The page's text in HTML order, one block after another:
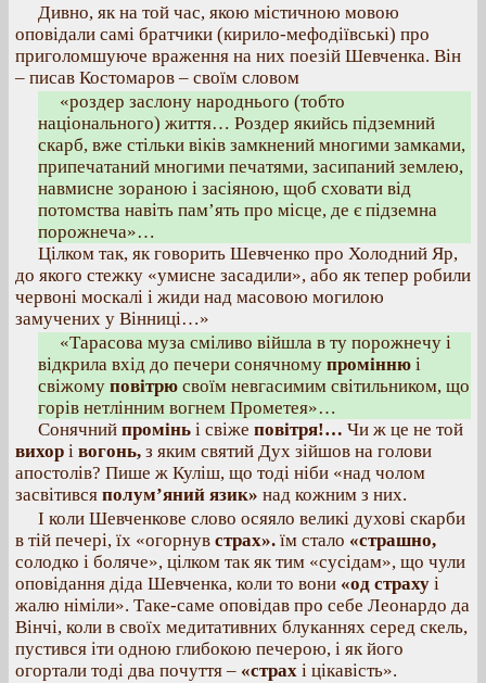
Дивно, як на той час, якою містичною мовою
оповідали самі братчики (кирило-мефодіївські) про
приголомшуюче враження на них поезій Шевченка. Він
– писав Костомаров – своїм словом
«роздер заслону народнього (тобто
національного) життя… Роздер якийсь підземний
скарб, вже стільки віків замкнений многими замками,
припечатаний многими печатями, засипаний землею,
навмисне зораною і засіяною, щоб сховати від
потомства навіть пам’ять про місце, де є підземна
порожнеча»…
Цілком так, як говорить Шевченко про Холодний Яр,
до якого стежку «умисне засадили», або як тепер робили
червоні москалі і жиди над масовою могилою
замучених у Вінниці…»
«Тарасова муза сміливо війшла в ту порожнечу і
відкрила вхід до печери сонячному промінню і
свіжому повітрю своїм невгасимим світильником, що
горів нетлінним вогнем Прометея»…
Сонячний промінь і свіже повітря!… Чи ж це не той
вихор і вогонь, з яким святий Дух зійшов на голови
апостолів? Пише ж Куліш, що тоді ніби «над чолом
засвітився полум’яний язик» над кожним з них.
І коли Шевченкове слово осяяло великі духові скарби
в тій печері, їх «огорнув страх». їм стало «страшно,
солодко і боляче», цілком так як тим «сусідам», що чули
оповідання діда Шевченка, коли то вони «од страху і
жалю німіли». Таке-саме оповідав про себе Леонардо да
Вінчі, коли в своїх медитативних блуканнях серед скель,
пустився іти одною глибокою печерою, і як його
огортали тоді два почуття – «страх і цікавість».